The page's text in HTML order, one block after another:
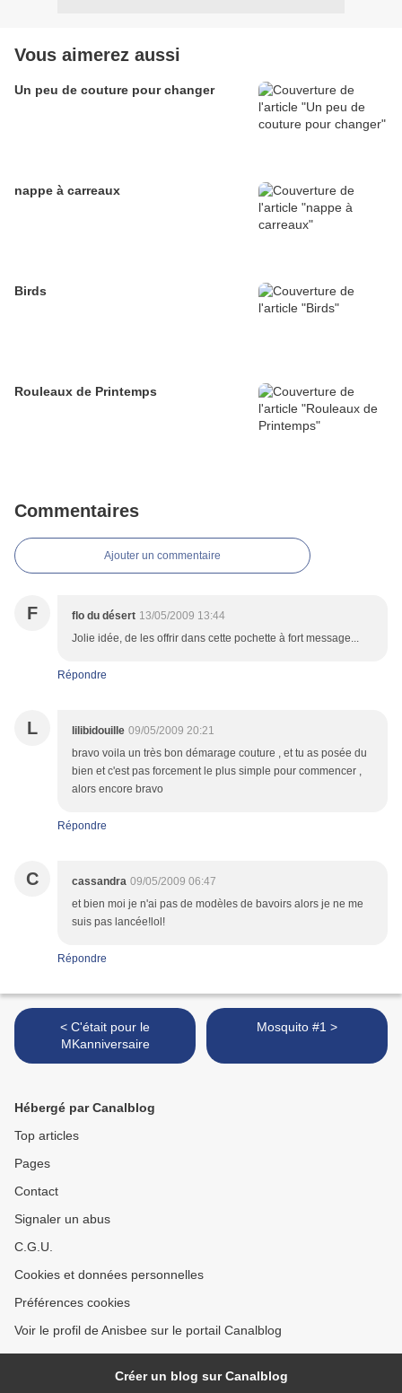
Vous aimerez aussi
Un peu de couture pour changer
nappe à carreaux
Birds
Rouleaux de Printemps
Commentaires
Ajouter un commentaire
F flo du désert 13/05/2009 13:44
Jolie idée, de les offrir dans cette pochette à fort message...
Répondre
L lilibidouille 09/05/2009 20:21
bravo voila un très bon démarage couture , et tu as posée du
bien et c'est pas forcement le plus simple pour commencer ,
alors encore bravo
Répondre
C cassandra 09/05/2009 06:47
et bien moi je n'ai pas de modèles de bavoirs alors je ne me
suis pas lancée!lol!
Répondre
< C'était pour le
MKanniversaire
Mosquito #1 >
Hébergé par Canalblog
Top articles
Pages
Contact
Signaler un abus
C.G.U.
Cookies et données personnelles
Préférences cookies
Voir le profil de Anisbee sur le portail Canalblog
Créer un blog sur Canalblog